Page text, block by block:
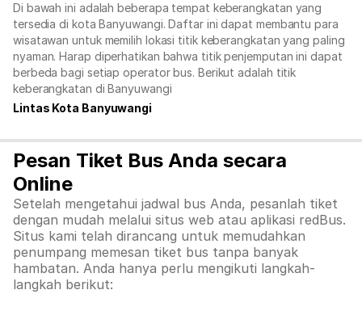
Di bawah ini adalah beberapa tempat keberangkatan yang
tersedia di kota Banyuwangi. Daftar ini dapat membantu para
wisatawan untuk memilih lokasi titik keberangkatan yang paling
nyaman. Harap diperhatikan bahwa titik penjemputan ini dapat
berbeda bagi setiap operator bus. Berikut adalah titik
keberangkatan di Banyuwangi
Lintas Kota Banyuwangi
Pesan Tiket Bus Anda secara
Online
Setelah mengetahui jadwal bus Anda, pesanlah tiket
dengan mudah melalui situs web atau aplikasi redBus.
Situs kami telah dirancang untuk memudahkan
penumpang memesan tiket bus tanpa banyak
hambatan. Anda hanya perlu mengikuti langkah-
langkah berikut: